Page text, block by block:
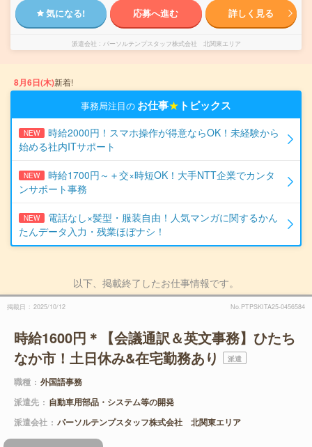
気になる! 応募へ進む 詳しく見る
派遣会社 パーソルテンプスタッフ株式会社 北関東エリア
8月6日(木)新着!
事務局注目の お仕事★ トピックス
NEW
時給2000円！スマホ操作が得意ならOK！未経験から
始める社内ITサポート
NEW
時給1700円～＋交×時短OK！大手NTT企業でカンタ
ンサポート事務
NEW
電話なし×髪型・服装自由！人気マンガに関するかん
たんデータ入力・残業ほぼナシ！
以下、掲載終了したお仕事情報です。
掲載日 2025/10/12 No.PTPSKITA25-0456584
時給1600円＊【会議通訳＆英文事務】ひたち
なか市！土日休み&在宅勤務あり
派遣
職種
外国語事務
派遣先
自動車用部品・システム等の開発
派遣会社
パーソルテンプスタッフ株式会社 北関東エリア